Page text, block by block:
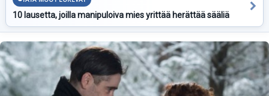
10 lausetta, joilla manipuloiva mies yrittää herättää sääliä